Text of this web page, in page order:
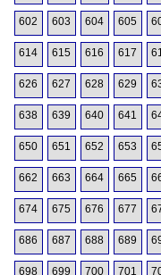
602 603 604 605
614 615 616 617
626 627 628 629
638 639 640 641
650 651 652 653
662 663 664 665
674 675 676 677
686 687 688 689
698 699 700 701